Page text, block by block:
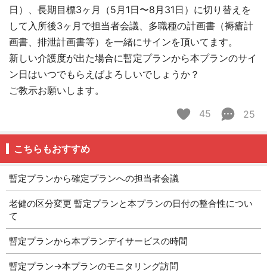
日）、長期目標3ヶ月（5月1日〜8月31日）に切り替えを
して入所後3ヶ月で担当者会議、多職種の計画書（褥瘡計
画書、排泄計画書等）を一緒にサインを頂いてます。
新しい介護度が出た場合に暫定プランから本プランのサイ
ン日はいつでもらえばよろしいでしょうか？
ご教示お願いします。
45
25
こちらもおすすめ
暫定プランから確定プランへの担当者会議
老健の区分変更 暫定プランと本プランの日付の整合性につい
て
暫定プランから本プランデイサービスの時間
暫定プラン→本プランのモニタリング訪問